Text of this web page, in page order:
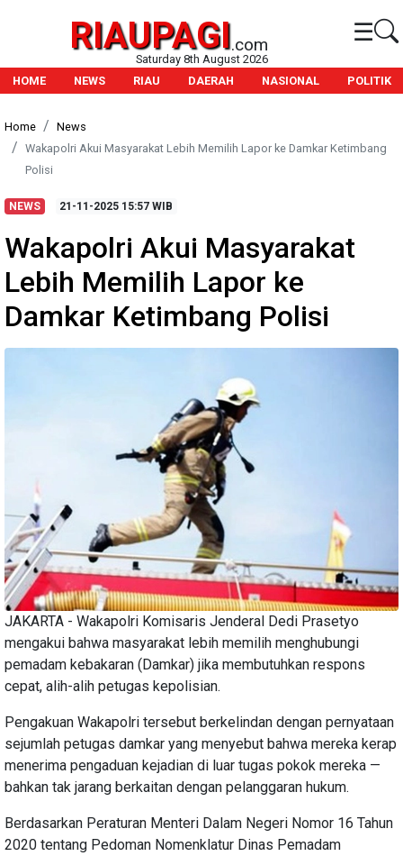
RIAUPAGI.com ☰
Saturday 8th August 2026
HOME
NEWS RIAU DAERAH NASIONAL POLITIK
Home
News
Wakapolri Akui Masyarakat Lebih Memilih Lapor ke Damkar Ketimbang
Polisi
NEWS 21-11-2025 15:57 WIB
Wakapolri Akui Masyarakat
Lebih Memilih Lapor ke
Damkar Ketimbang Polisi
JAKARTA - Wakapolri Komisaris Jenderal Dedi Prasetyo
mengakui bahwa masyarakat lebih memilih menghubungi
pemadam kebakaran (Damkar) jika membutuhkan respons
cepat, alih-alih petugas kepolisian.
Pengakuan Wakapolri tersebut berkelindan dengan pernyataan
sejumlah petugas damkar yang menyebut bahwa mereka kerap
menerima pengaduan kejadian di luar tugas pokok mereka —
bahkan tak jarang berkaitan dengan pelanggaran hukum.
Berdasarkan Peraturan Menteri Dalam Negeri Nomor 16 Tahun
2020 tentang Pedoman Nomenklatur Dinas Pemadam